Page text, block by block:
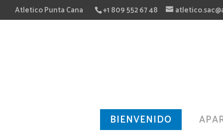
Atletico Punta Cana +1 809 552 67 48
BIENVENIDO